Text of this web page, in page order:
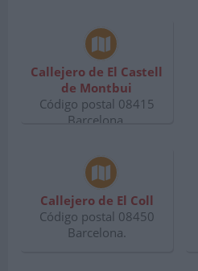
Callejero de El Castell
de Montbui
Código postal 08415
Barcelona.
Callejero de El Coll
Código postal 08450
Barcelona.